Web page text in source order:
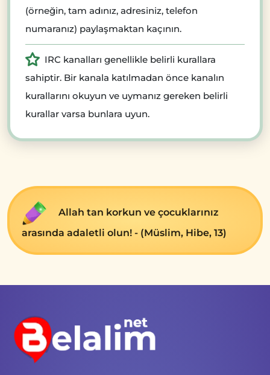
(örneğin, tam adınız, adresiniz, telefon
numaranız) paylaşmaktan kaçının.
IRC kanalları genellikle belirli kurallara
sahiptir. Bir kanala katılmadan önce kanalın
kurallarını okuyun ve uymanız gereken belirli
kurallar varsa bunlara uyun.
Allah tan korkun ve çocuklarınız
arasında adaletli olun! - (Müslim, Hibe, 13)